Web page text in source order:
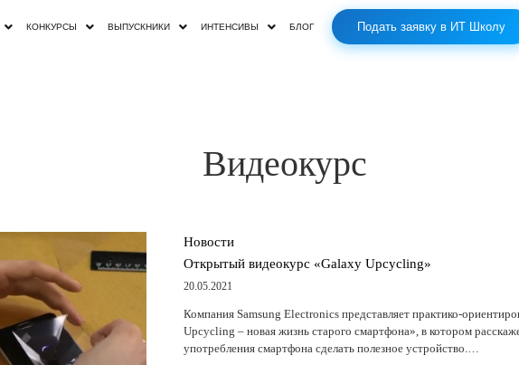
КОНКУРСЫ ВЫПУСКНИКИ ИНТЕНСИВЫ БЛОГ Подать заявку в ИТ Школу
Видеокурс
Новости
Открытый видеокурс «Galaxy Upcycling»
20.05.2021
Компания Samsung Electronics представляет практико-
Upcycling – новая жизнь старого смартфона», в котором
употребления смартфона сделать полезное устройство.…